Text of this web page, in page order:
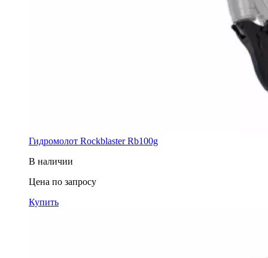
Гидромолот Rockblaster Rb100g
В наличии
Цена по запросу
Купить